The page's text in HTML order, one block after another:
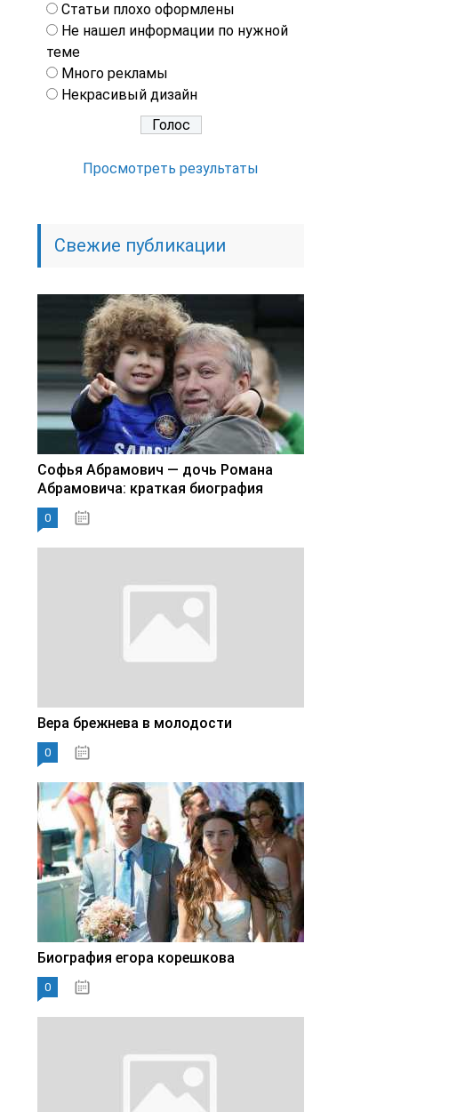
Статьи плохо оформлены
Не нашел информации по нужной
теме
Много рекламы
Некрасивый дизайн
Просмотреть результаты
Свежие публикации
Софья Абрамович — дочь Романа
Абрамовича: краткая биография
0
Вера брежнева в молодости
0
Биография егора корешкова
0